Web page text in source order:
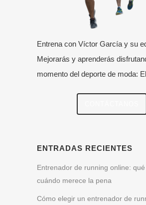
Entrena con Víctor García y su
Mejorarás y aprenderás
momento del deporte de moda:
ENTRADAS RECIENTES
Entrenador de running online:
cuándo merece la pena
Cómo elegir un entrenador de